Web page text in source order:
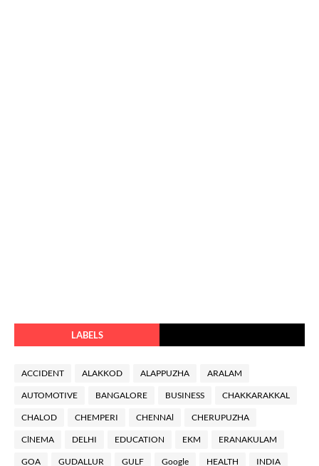
LABELS
ACCIDENT ALAKKOD ALAPPUZHA ARALAM
AUTOMOTIVE BANGALORE BUSINESS CHAKKARAKKAL
CHALOD CHEMPERI CHENNAl CHERUPUZHA
ClNEMA DELHI EDUCATION EKM ERANAKULAM
GOA GUDALLUR GULF Google HEALTH INDIA